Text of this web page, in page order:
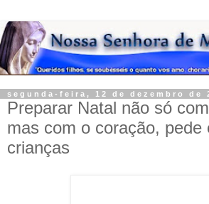
segunda-feira, 12 de dezembro de
Preparar Natal não só
mas com o coração, pede
crianças